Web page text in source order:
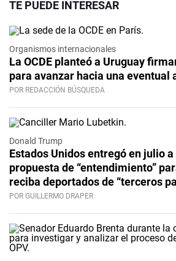
TE PUEDE INTERESAR
Organismos internacionales
La OCDE planteó a Uruguay
para avanzar hacia una eventual
POR REDACCIÓN BÚSQUEDA
Donald Trump
Estados Unidos entregó en julio
propuesta de “entendimiento”
reciba deportados de “terceros
POR GUILLERMO DRAPER